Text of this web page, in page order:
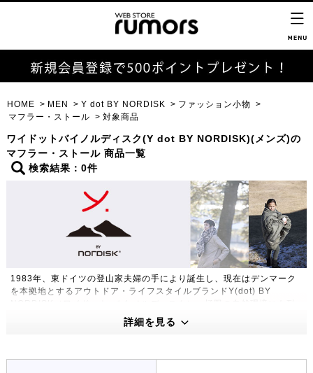
HOME MEN Y dot BY NORDISK
ファッション小物
マフラー・ストール
対象商品
ワイドットバイノルディスク(Y dot BY NORDISK)(メンズ)の
マフラー・ストール 商品一覧
検索結果：0件
1983年、東ドイツの登山家夫婦の手により誕生し、現在はデンマーク
を本拠地とするアウトドア・ライフスタイルブランドY(dot) BY
えうる高い機能性・保温性をもつプロダクトは、アウトドアのプロフェ
ッショナルたちから信頼を集め、数々の過酷な冒険やレースを支えてき
詳細を見る